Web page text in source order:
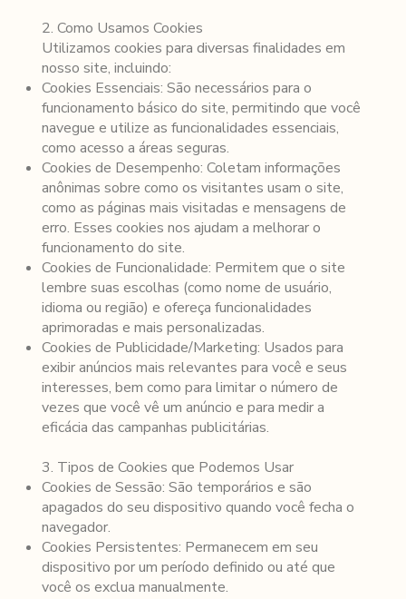
2. Como Usamos Cookies
Utilizamos cookies para diversas finalidades em
nosso site, incluindo:
Cookies Essenciais: São necessários para o
funcionamento básico do site, permitindo que você
navegue e utilize as funcionalidades essenciais,
como acesso a áreas seguras.
Cookies de Desempenho: Coletam informações
anônimas sobre como os visitantes usam o site,
como as páginas mais visitadas e mensagens de
erro. Esses cookies nos ajudam a melhorar o
funcionamento do site.
Cookies de Funcionalidade: Permitem que o site
lembre suas escolhas (como nome de usuário,
idioma ou região) e ofereça funcionalidades
aprimoradas e mais personalizadas.
Cookies de Publicidade/Marketing: Usados para
exibir anúncios mais relevantes para você e seus
interesses, bem como para limitar o número de
vezes que você vê um anúncio e para medir a
eficácia das campanhas publicitárias.
3. Tipos de Cookies que Podemos Usar
Cookies de Sessão: São temporários e são
apagados do seu dispositivo quando você fecha o
navegador.
Cookies Persistentes: Permanecem em seu
dispositivo por um período definido ou até que
você os exclua manualmente.